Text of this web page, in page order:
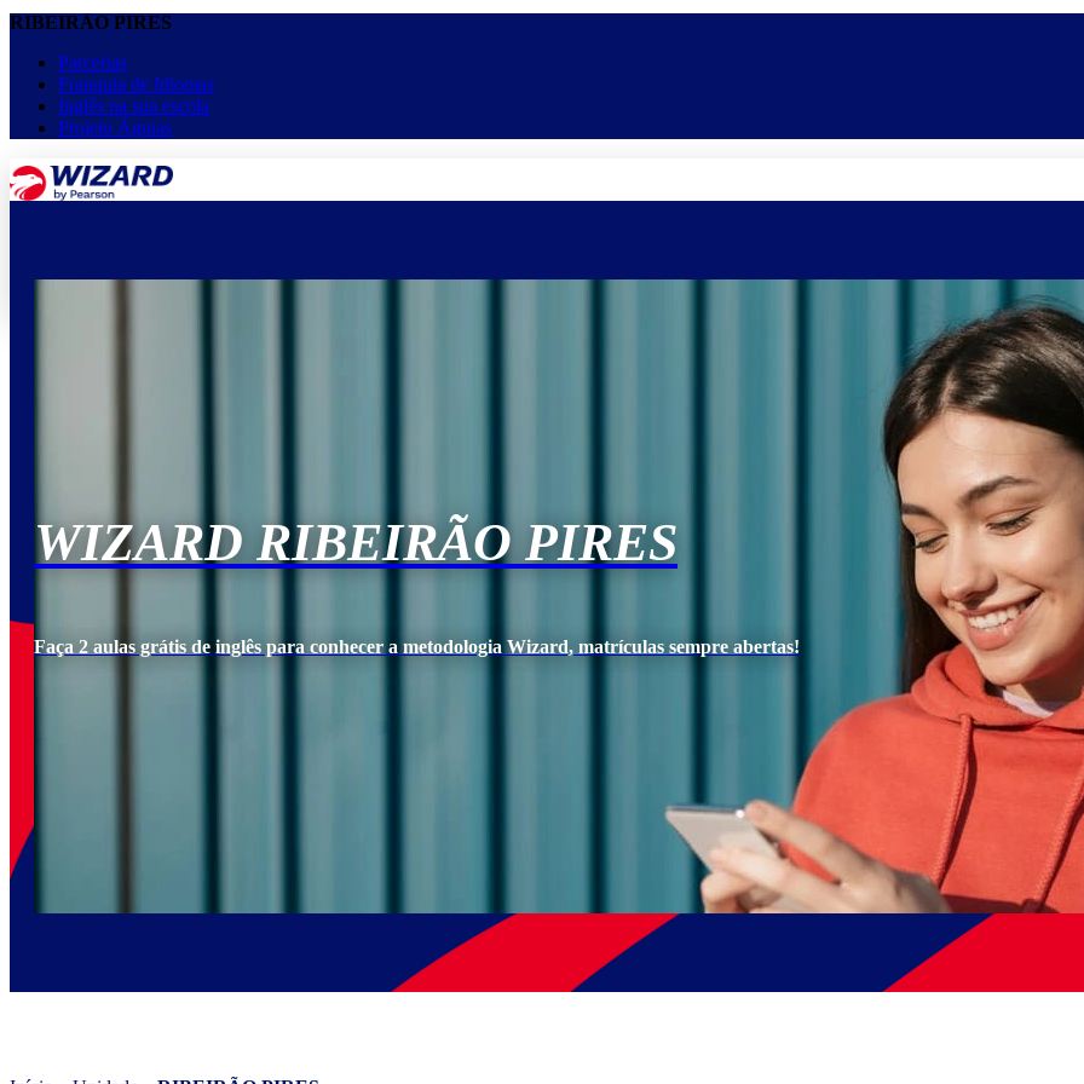
RIBEIRÃO PIRES
Parcerias
Franquia de Idiomas
Inglês na sua escola
Projeto Águias
Equipe
WIZARD RIBEIRÃO PIRES
Faça 2 aulas grátis de inglês para conhecer a metodologia Wizard, matrículas sempre abertas!